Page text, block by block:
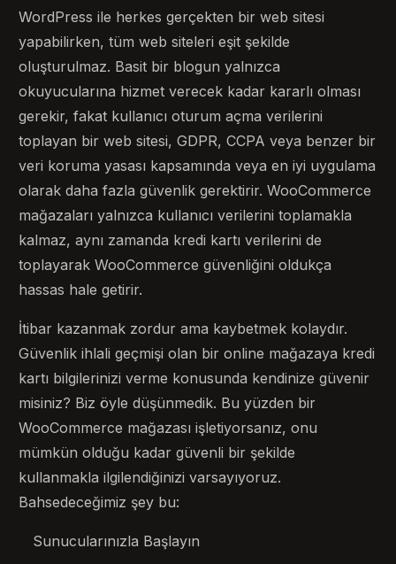
WordPress ile herkes gerçekten bir web sitesi
yapabilirken, tüm web siteleri eşit şekilde
oluşturulmaz. Basit bir blogun yalnızca
okuyucularına hizmet verecek kadar kararlı olması
gerekir, fakat kullanıcı oturum açma verilerini
toplayan bir web sitesi, GDPR, CCPA veya benzer bir
veri koruma yasası kapsamında veya en iyi uygulama
olarak daha fazla güvenlik gerektirir. WooCommerce
mağazaları yalnızca kullanıcı verilerini toplamakla
kalmaz, aynı zamanda kredi kartı verilerini de
toplayarak WooCommerce güvenliğini oldukça
hassas hale getirir.
İtibar kazanmak zordur ama kaybetmek kolaydır.
Güvenlik ihlali geçmişi olan bir online mağazaya kredi
kartı bilgilerinizi verme konusunda kendinize güvenir
misiniz? Biz öyle düşünmedik. Bu yüzden bir
WooCommerce mağazası işletiyorsanız, onu
mümkün olduğu kadar güvenli bir şekilde
kullanmakla ilgilendiğinizi varsayıyoruz.
Bahsedeceğimiz şey bu:
Sunucularınızla Başlayın